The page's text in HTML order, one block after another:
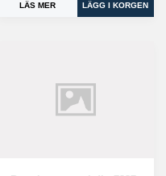
LÄS MER